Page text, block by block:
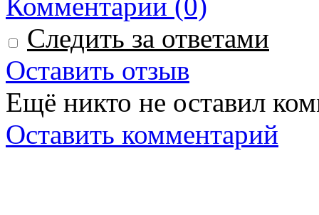
Следить за ответами
Оставить отзыв
Ещё никто не оставил
Оставить комментарий